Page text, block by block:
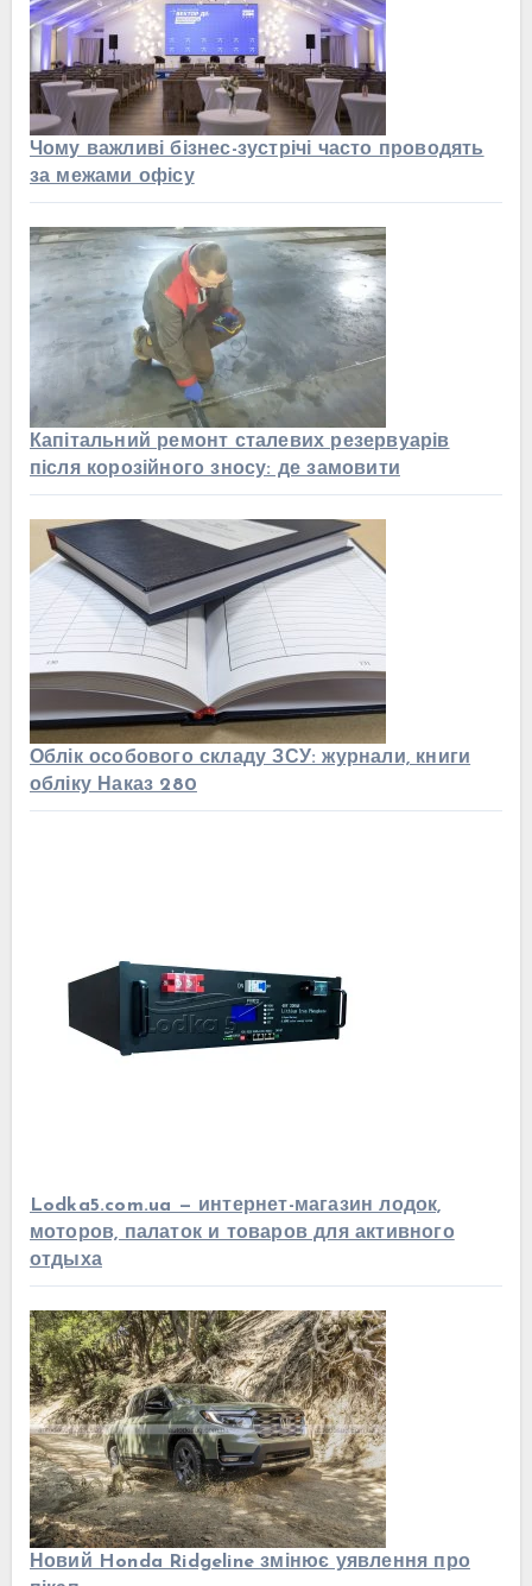
Чому важливі бізнес-зустрічі часто проводять
за межами офісу
Капітальний ремонт сталевих резервуарів
після корозійного зносу: де замовити
Облік особового складу ЗСУ: журнали, книги
обліку Наказ 280
Lodka5.com.ua — интернет-магазин лодок,
моторов, палаток и товаров для активного
отдыха
Новий Honda Ridgeline змінює уявлення про